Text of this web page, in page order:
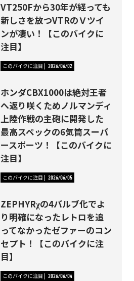
VT250Fから30年が経っても
新しさを放つVTRのＶツイ
ンが凄い！【このバイクに
注目】
このバイクに注目 2026/06/02
ホンダCBX1000は絶対王者
へ返り咲くためノルマンディ
上陸作戦の主砲に開発した
最高スペックの6気筒スーパ
ースポーツ！【このバイクに
注目】
このバイクに注目 2026/06/05
ZEPHYRχの4バルブ化でよ
り明確になったレトロを追
ってなかったゼファーのコン
セプト！【このバイクに注
目】
このバイクに注目 2026/06/04